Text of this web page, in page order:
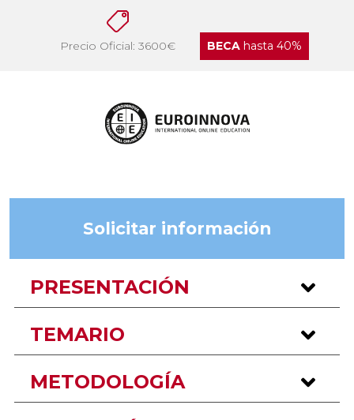
Precio Oficial: 3600€ BECAhasta 40%
Solicitar información
PRESENTACIÓN
TEMARIO
METODOLOGÍA